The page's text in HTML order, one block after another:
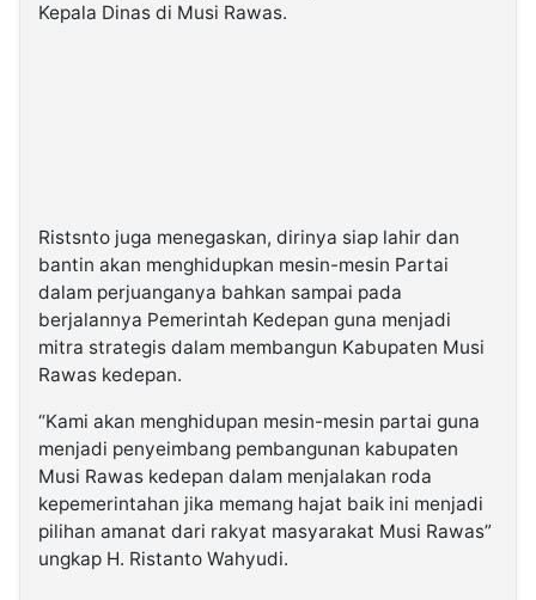
Kepala Dinas di Musi Rawas.
Ristsnto juga menegaskan, dirinya siap lahir dan
bantin akan menghidupkan mesin-mesin Partai
dalam perjuanganya bahkan sampai pada
berjalannya Pemerintah Kedepan guna menjadi
mitra strategis dalam membangun Kabupaten Musi
Rawas kedepan.
“Kami akan menghidupan mesin-mesin partai guna
menjadi penyeimbang pembangunan kabupaten
Musi Rawas kedepan dalam menjalakan roda
kepemerintahan jika memang hajat baik ini menjadi
pilihan amanat dari rakyat masyarakat Musi Rawas”
ungkap H. Ristanto Wahyudi.